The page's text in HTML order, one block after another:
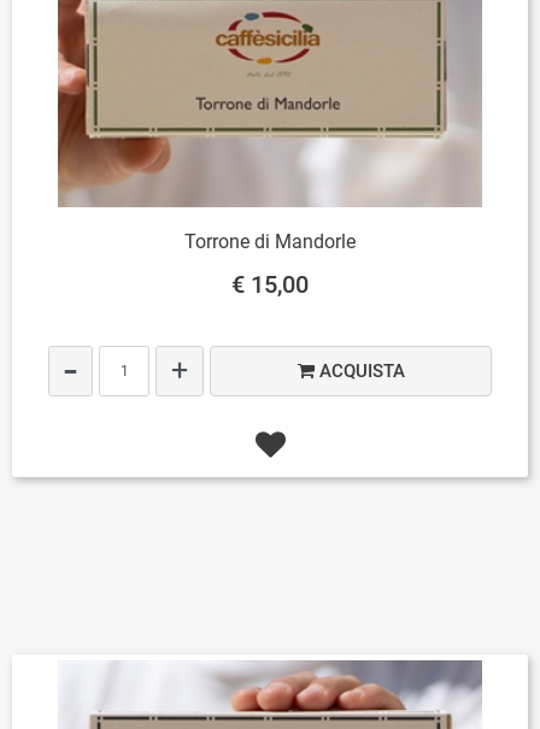
Torrone di Mandorle
€ 15,00
ACQUISTA